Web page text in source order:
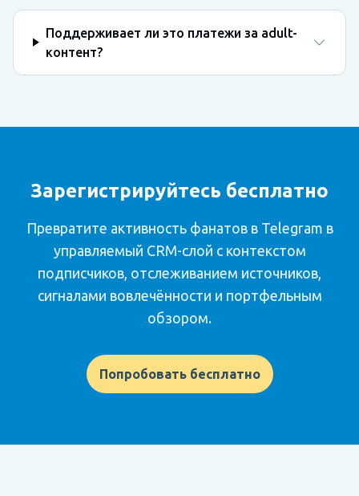
Поддерживает ли это платежи за adult-
контент?
Зарегистрируйтесь бесплатно
Превратите активность фанатов в Telegram в
управляемый CRM-слой с контекстом
подписчиков, отслеживанием источников,
сигналами вовлечённости и портфельным
обзором.
Попробовать бесплатно